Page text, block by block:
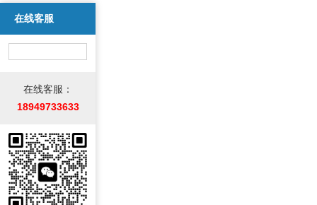
在线客服
在线客服：
18949733633